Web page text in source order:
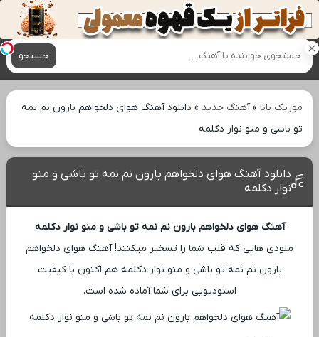
آهنگ های جدید
جستجو
موزیک بابا»آهنگ جدید » دانلود آهنگ هوای دلخواهم بارون نم نمه
تو باشی و منو نوار دکلمه
دانلود آهنگ هوای دلخواهم بارون نم نمه تو باشی و منو
نوار دکلمه
آهنگ هوای دلخواهم بارون نم نمه تو باشی و منو نوار دکلمه
ملودی ‌هایی که قلب شما را تسخیر میکنند! آهنگ هوای دلخواهم
بارون نم نمه تو باشی و منو نوار دکلمه هم اکنون با کیفیت
استودیویی برای شما آماده شده است.